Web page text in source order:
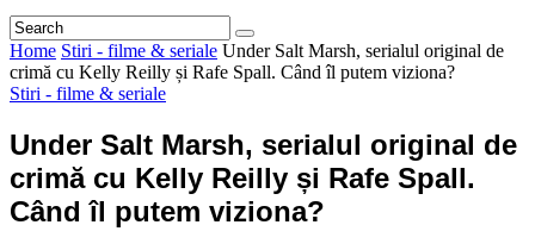
Home Stiri - filme & seriale Under Salt Marsh, serialul original de
crimă cu Kelly Reilly și Rafe Spall. Când îl putem viziona?
Stiri - filme & seriale
Under Salt Marsh, serialul original de
crimă cu Kelly Reilly și Rafe Spall.
Când îl putem viziona?